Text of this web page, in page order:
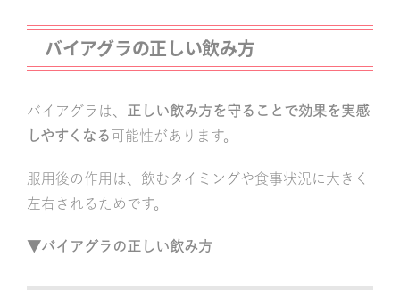
バイアグラの正しい飲み方
バイアグラは、 正しい飲み方を守ることで効果を実感
しやすくなる 可能性があります。
服用後の作用は、飲むタイミングや食事状況に大きく
左右されるためです。
▼バイアグラの正しい飲み方